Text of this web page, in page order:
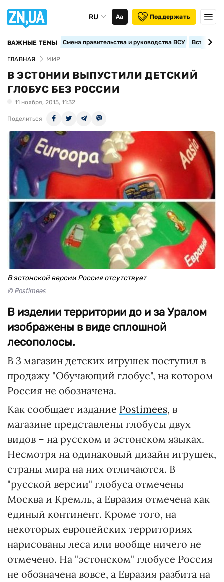
RU Аа Поддержать
ВАЖНЫЕ ТЕМЫ Смена правительства и руководства ВСУ
ГЛАВНАЯ МИР
В ЭСТОНИИ ВЫПУСТИЛИ ДЕТСКИЙ
ГЛОБУС БЕЗ РОССИИ
11 ноября, 2015, 11:32
Поделиться
В эстонской версии Россия отсутствует
© Postimees
В изделии территории до и за Уралом
изображены в виде сплошной
лесополосы.
В 3 магазин детских игрушек поступил в
продажу "Обучающий глобус", на котором
Россия не обозначена.
Как сообщает издание Postimees, в
магазине представлены глобусы двух
видов – на русском и эстонском языках.
Несмотря на одинаковый дизайн игрушек,
страны мира на них отличаются. В
"русской версии" глобуса отмечены
Москва и Кремль, а Евразия отмечена как
единый континент. Кроме того, на
некоторых европейских территориях
нарисованы леса или вообще ничего не
отмечено. На "эстонском" глобусе Россия
не обозначена вовсе, а Евразия разбита на